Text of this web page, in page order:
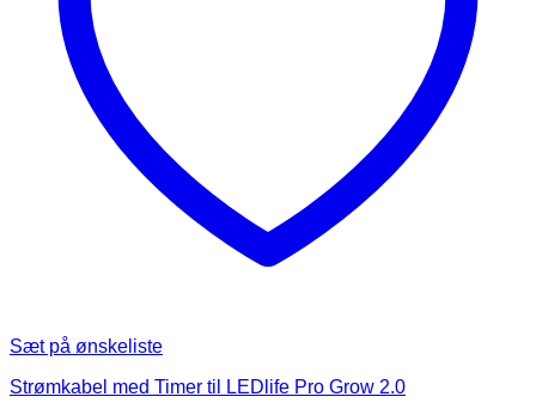
Sæt på ønskeliste
Strømkabel med Timer til LEDlife Pro Grow 2.0